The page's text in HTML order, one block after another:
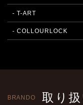
- T-ART
- COLLOURLOCK
BRANDO 取り